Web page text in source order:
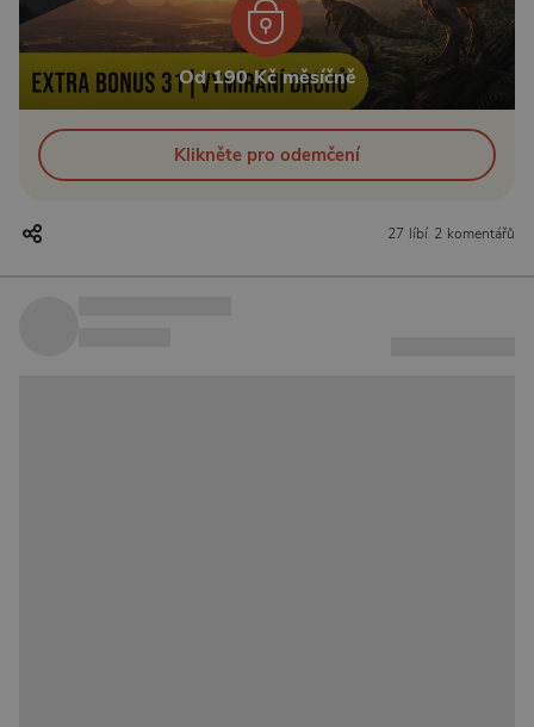
Od 190 Kč měsíčně
Klikněte pro odemčení
27 líbí 2 komentářů